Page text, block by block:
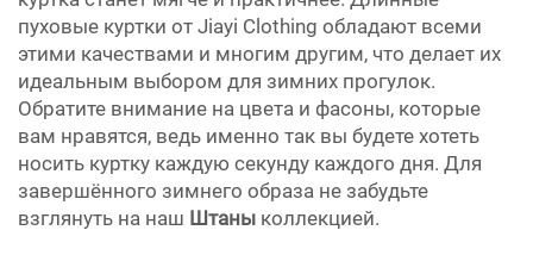
пуховые куртки от Jiayi Clothing обладают всеми
этими качествами и многим другим, что делает их
идеальным выбором для зимних прогулок.
Обратите внимание на цвета и фасоны, которые
вам нравятся, ведь именно так вы будете хотеть
носить куртку каждую секунду каждого дня. Для
завершённого зимнего образа не забудьте
взглянуть на наш Штаны коллекцией.